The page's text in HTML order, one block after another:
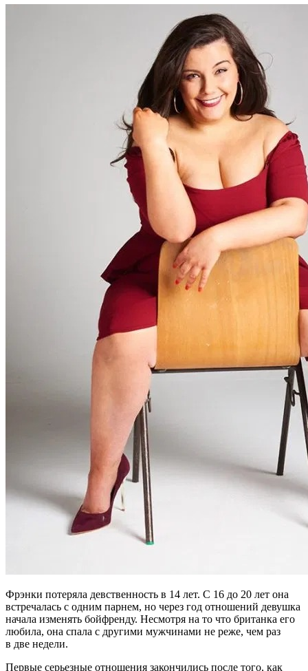
Фрэнки потеряла девственность в 14 лет. С 16 до 20 лет она
встречалась с одним парнем, но через год отношений девушка
начала изменять бойфренду. Несмотря на то что британка его
любила, она спала с другими мужчинами не реже, чем раз
в две недели.
Первые серьезные отношения закончились после того, как